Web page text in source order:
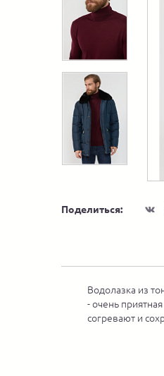
Поделиться:
Водолазка из
- очень
согревают и